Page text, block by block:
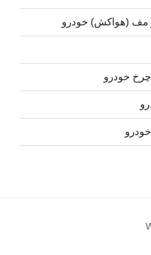
مف (هواکش) خودرو
خودرو